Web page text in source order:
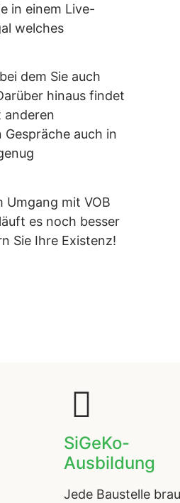
in einem Live-
welches
dem Sie auch
hinaus findet
anderen
auch in
Umgang mit VOB
es noch besser
Sie Ihre Existenz!
SiGeKo-
Ausbildung
Jede Baustelle